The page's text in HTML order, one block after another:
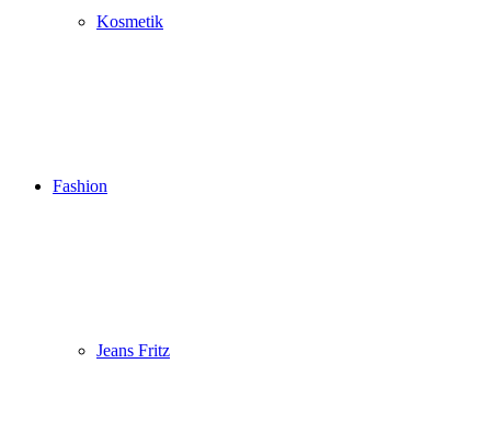
Kosmetik
Fashion
Jeans Fritz